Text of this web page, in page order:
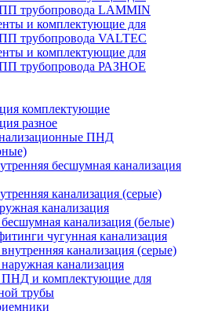
трубопровода LAMMIN
и комплектующие для
трубопровода VALTEC
и комплектующие для
трубопровода РАЗНОЕ
комплектующие
разное
ПНД
бесшумная канализация
канализация (серые)
канализация
канализация (белые)
чугунная канализация
канализация (серые)
канализация
и комплектующие для
трубы